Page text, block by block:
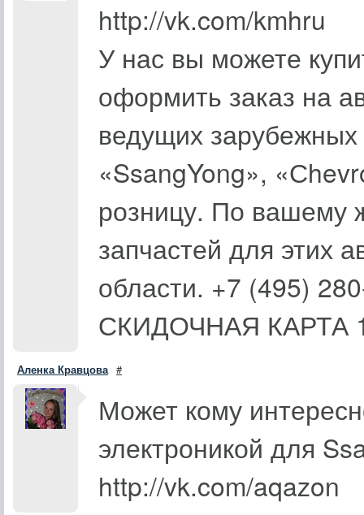
http://vk.com/kmhru
У нас вы можете
оформить заказ на
ведущих
«SsangYong»,
розницу. По вашему
запчастей для этих
области. +7 (495)
СКИДОЧНАЯ КАРТА
Аленка Кравцова #
Может кому
электроникой для
http://vk.com/aqazon